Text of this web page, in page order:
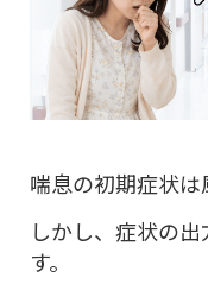
喘息の初期症状は
しかし、症状の
す。